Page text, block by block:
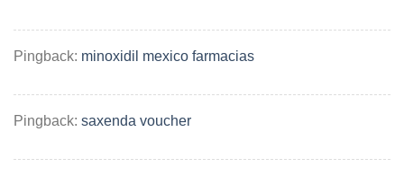
Pingback: minoxidil mexico farmacias
Pingback: saxenda voucher